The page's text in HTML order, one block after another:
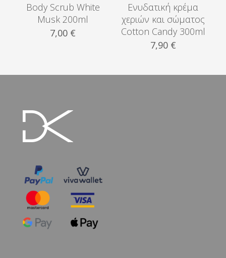
Body Scrub White
Musk 200ml
7,00 €
Ενυδατική κρέμα
χεριών και σώματος
Cotton Candy 300ml
7,90 €